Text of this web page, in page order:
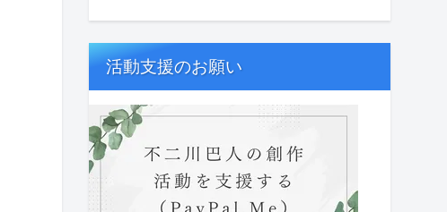
活動支援のお願い